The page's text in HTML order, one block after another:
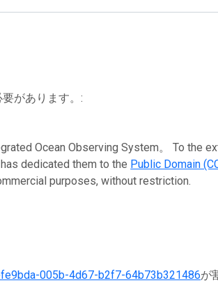
があります。:
Ocean Observing System。 To the
dedicated them to the Public Domain
purposes, without restriction.
005b-4d67-b2f7-64b73b321486が